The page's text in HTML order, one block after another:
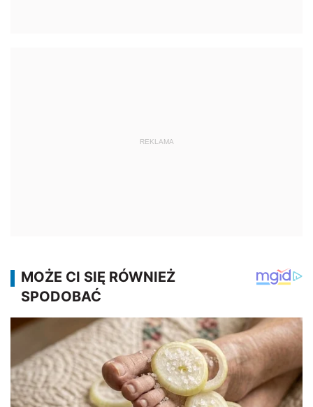
REKLAMA